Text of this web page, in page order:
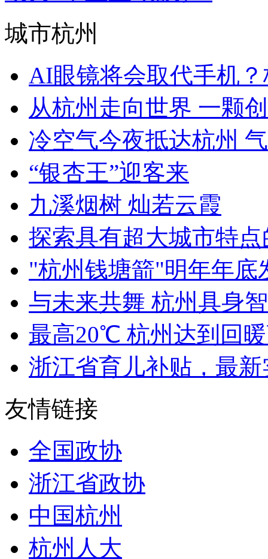
城市杭州
AI眼镜将会取代手机
从杭州走向世界 一颗
冷空气今夜抵达杭州
“银杏王”迎客来
九溪烟树 灿若云霞
探索具有超大城市特
"杭州钱塘箭"明年年底
与未来共舞 杭州具身
最高20℃ 杭州达到回
浙江省育儿补贴，最
友情链接
全国政协
浙江省政协
中国杭州
杭州人大